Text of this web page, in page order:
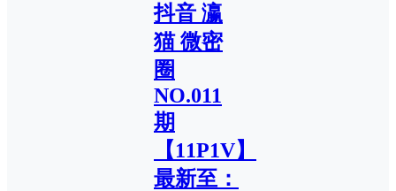
抖音 瀛
猫 微密
圈
NO.011
期
【11P1V】
最新至：